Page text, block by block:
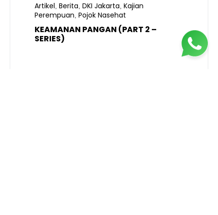
Artikel Berita DKI Jakarta Kajian
Perempuan Pojok Nasehat
KEAMANAN PANGAN (PART 2 –
SERIES)